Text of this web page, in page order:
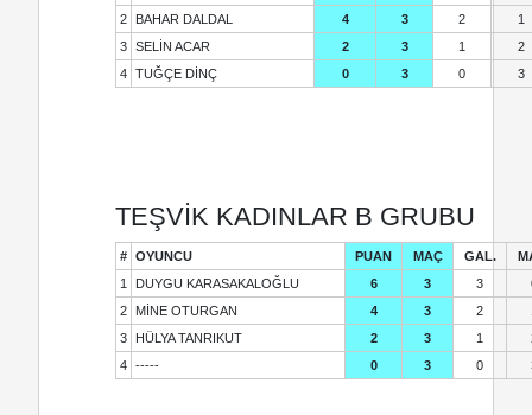
2
BAHAR DALDAL 4 3 2
1
3 SELİN ACAR 2 3 1
2
4 TUĞÇE DİNÇ 0 3 0 3
TEŞVİK KADINLAR B GRUBU
# OYUNCU PUAN MAÇ GAL.
1
DUYGU KARASAKALOĞLU 6 3 3
2
MİNE OTURGAN 4 3 2
3
HÜLYA TANRIKUT 2 3 1
4 ----- 0 3 0